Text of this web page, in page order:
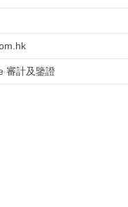
審計及鑒證